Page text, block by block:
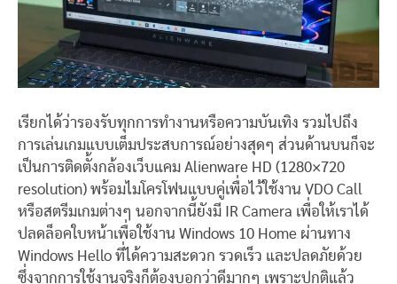
เรียกได้ว่ารองรับทุกการทำงานหรือความบันเทิง รวมไปถึง
การเล่นเกมแบบเต็มประสบการณ์อย่างสุดๆ ส่วนด้านบนก็จะ
เป็นการติดตั้งกล้องเว็บแคม Alienware HD (1280×720
resolution) พร้อมไมโครโฟนแบบคู่เพื่อไว้ใช้งาน VDO Call
หรือสตรีมเกมต่างๆ นอกจากนี้ยังมี IR Camera เพื่อให้เราได้
ปลดล็อคใบหน้าเพื่อใช้งาน Windows 10 Home ผ่านทาง
Windows Hello ที่ได้ความสะดวก รวดเร็ว และปลดภัยด้วย
ซึ่งจากการใช้งานจริงก็ต้องบอกว่าดีมากๆ เพราะปกติแล้ว